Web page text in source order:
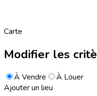
Carte
Modifier les
À Vendre
À Louer
Ajouter un lieu